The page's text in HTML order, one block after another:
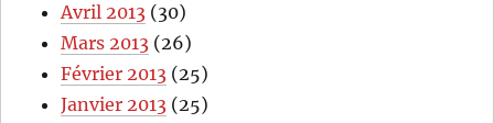
Avril 2013 (30)
Mars 2013 (26)
Février 2013 (25)
Janvier 2013 (25)